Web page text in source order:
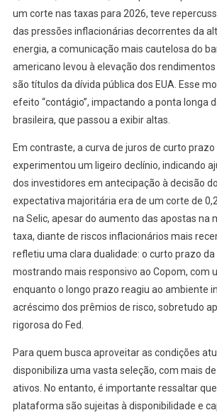
um corte nas taxas para 2026, teve
das pressões inflacionárias decorrentes da
energia, a comunicação mais cautelosa do
americano levou à elevação dos
são títulos da dívida pública dos EUA. Esse
efeito “contágio”, impactando a ponta longa
brasileira, que passou a exibir altas.
Em contraste, a curva de juros de curto prazo
experimentou um ligeiro declínio, indicando
dos investidores em antecipação à decisão
expectativa majoritária era de um corte de
na Selic, apesar do aumento das apostas na
taxa, diante de riscos inflacionários mais
refletiu uma clara dualidade: o curto prazo da
mostrando mais responsivo ao Copom, com
enquanto o longo prazo reagiu ao ambiente
acréscimo dos prêmios de risco, sobretudo
rigorosa do Fed.
Para quem busca aproveitar as condições
disponibiliza uma vasta seleção, com mais
ativos. No entanto, é importante ressaltar
plataforma são sujeitas à disponibilidade e